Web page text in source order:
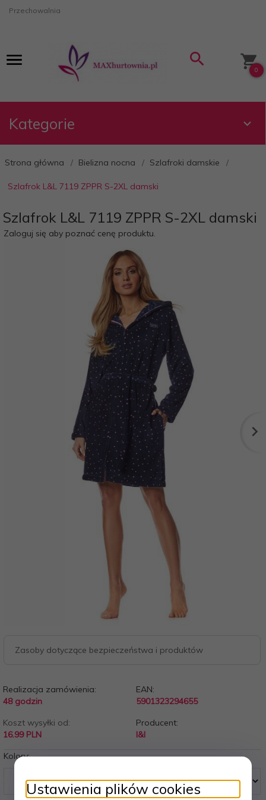
Przechowalnia
0
Kategorie
Strona główna Bielizna nocna Szlafroki damskie
Szlafrok L&L 7119 ZPPR S-2XL damski
Szlafrok L&L 7119 ZPPR S-2XL damski
Zaloguj się aby poznać cenę produktu.
Zasoby dotyczące bezpieczeństwa i produktów
Realizacja zamówienia:
48 godzin
EAN:
5901323294655
Koszt wysyłki od:
16.99 PLN
Producent:
l&l
Kolory:
Ustawienia plików cookies